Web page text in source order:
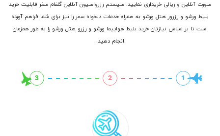
صورت آنلاین و ریالی خریداری نمایید. سیستم رزرواسیون آنلاین گلفام سفر قابلیت خرید
بلیط ورشو و رزرور هتل ورشو به همراه خدمات دلخواه سفر را نیز برای شما فراهم آورده
است تا بر اساس نیازتان خرید بلیط هواپیما ورشو و رزرو هتل ورشو را به طور همزمان
انجام دهید.
1
2
3